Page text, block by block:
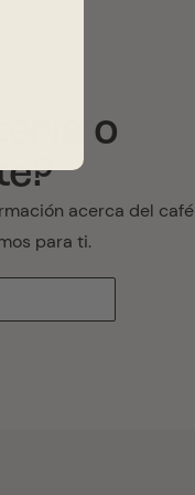
o
acerca del café
para ti.